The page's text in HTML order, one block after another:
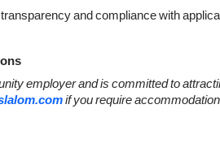
transparencyand compliancewith
employerandis committedto
if yourequire